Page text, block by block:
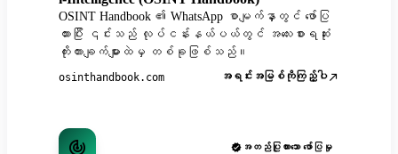
OSINT Handbook ၏ WhatsApp စာမျက်နှာတွင် ဖော်ပြ
ထားပြီး ၎င်းသည် လုပ်ငန်းနယ်ပယ်တွင် အလေးစားရဆုံး
ကိုးကားချက်များထဲမှ တစ်ခုဖြစ်သည်။
osinthandbook.com အရင်းအမြစ်ကိုကြည့်ပါ
အတည်ပြုထားသော ဖော်ပြမှု